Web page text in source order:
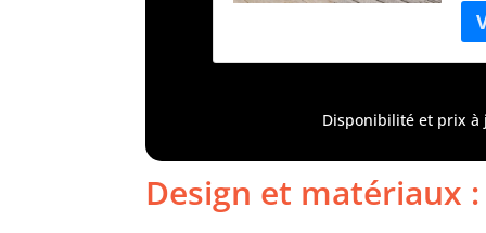
Disponibilité et prix à
Design et matériaux